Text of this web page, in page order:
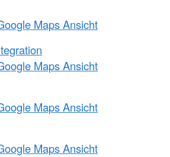
Maps Ansicht
Maps Ansicht
Maps Ansicht
Maps Ansicht